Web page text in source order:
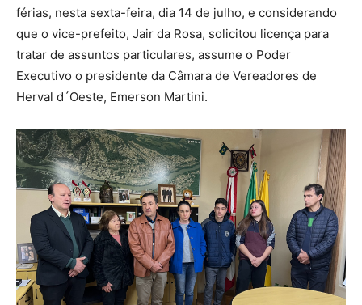
férias, nesta sexta-feira, dia 14 de julho, e considerando
que o vice-prefeito, Jair da Rosa, solicitou licença para
tratar de assuntos particulares, assume o Poder
Executivo o presidente da Câmara de Vereadores de
Herval d´Oeste, Emerson Martini.